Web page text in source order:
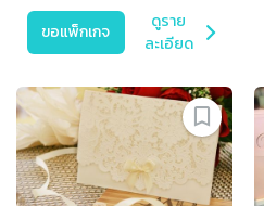
ขอแพ็กเกจ
ดูราย
ละเอียด